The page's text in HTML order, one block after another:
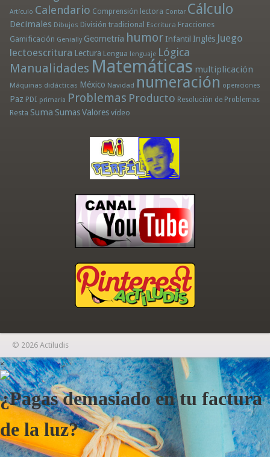
Artículo Calendario Comprensión lectora Contar Cálculo
Decimales Dibujos División tradicional Escritura Fracciones
Gamificación Genially Geometría humor Infantil Inglés Juego
lectoescritura Lectura Lengua lenguaje Lógica
Manualidades Matemáticas multiplicación
Máquinas didácticas México Navidad numeración operaciones
Paz PDI primaria Problemas Producto Resolución de Problemas
Resta Suma Sumas Valores vídeo
© 2026 Actiludis
×
¿Pagas demasiado en tu factura
de la luz?